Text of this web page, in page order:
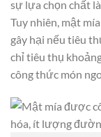
sự lựa chọn chất
Tuy nhiên, mật
gây hại nếu tiêu
chỉ tiêu thụ
công thức món